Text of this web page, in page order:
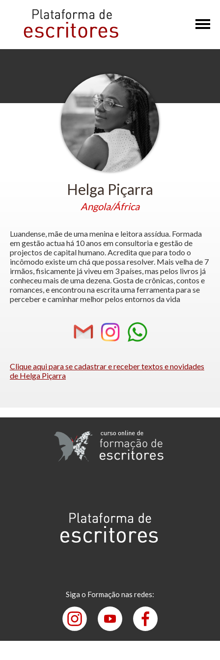
×
Helga Piçarra
Angola/África
Luandense, mãe de uma menina e leitora assídua. Formada
em gestão actua há 10 anos em consultoria e gestão de
projectos de capital humano. Acredita que para todo o
incômodo existe um chá que possa resolver. Mais velha de 7
irmãos, fisicamente já viveu em 3 países, mas pelos livros já
conheceu mais de uma dezena. Gosta de crônicas, contos e
romances, e encontrou na escrita uma ferramenta para se
perceber e caminhar melhor pelos entornos da vida
Clique aqui para se cadastrar e receber textos e novidades
de Helga Piçarra
Siga o Formação nas redes: